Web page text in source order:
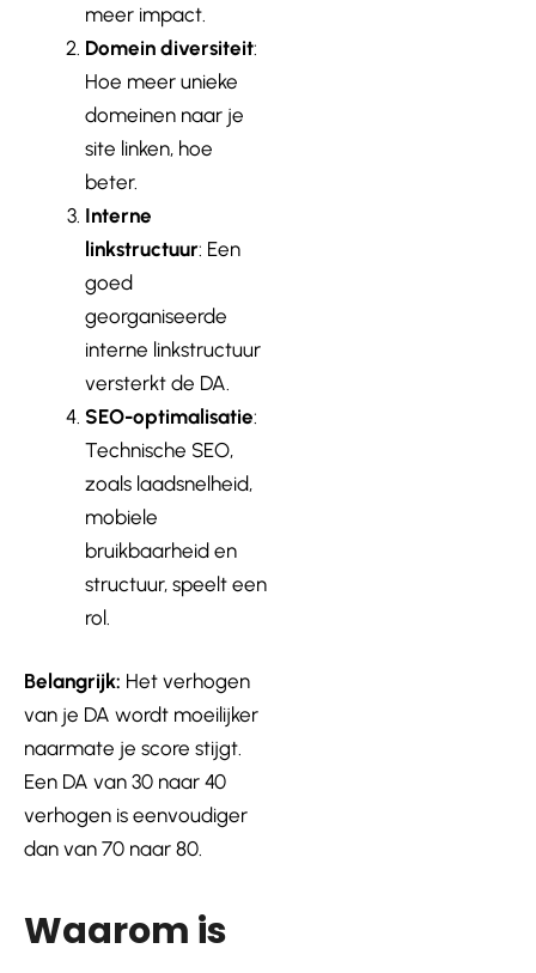
meer impact.
Domein diversiteit:
Hoe meer unieke
domeinen naar je
site linken, hoe
beter.
Interne
linkstructuur: Een
goed
georganiseerde
interne linkstructuur
versterkt de DA.
SEO-optimalisatie:
Technische SEO,
zoals laadsnelheid,
mobiele
bruikbaarheid en
structuur, speelt een
rol.
Belangrijk: Het verhogen
van je DA wordt moeilijker
naarmate je score stijgt.
Een DA van 30 naar 40
verhogen is eenvoudiger
dan van 70 naar 80.
Waarom is